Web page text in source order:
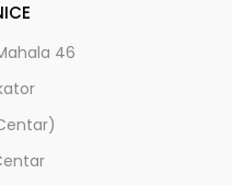
46